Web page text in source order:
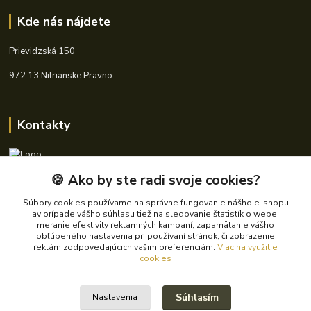
Kde nás nájdete
Prievidzská 150
972 13 Nitrianske Pravno
Kontakty
+421 940 621 185
info@autoking.sk
🍪 Ako by ste radi svoje cookies?
Súbory cookies používame na správne fungovanie nášho e-shopu
av prípade vášho súhlasu tiež na sledovanie štatistík o webe,
meranie efektivity reklamných kampaní, zapamätanie vášho
obľúbeného nastavenia pri používaní stránok, či zobrazenie
reklám zodpovedajúcich vašim preferenciám. Viac na využitie
cookies
Nastavenia Súhlasím